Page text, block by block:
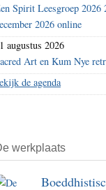
Spirit Leesgroep 2026
2026 online
augustus 2026
Art en Kum Nye
de agenda
werkplaats